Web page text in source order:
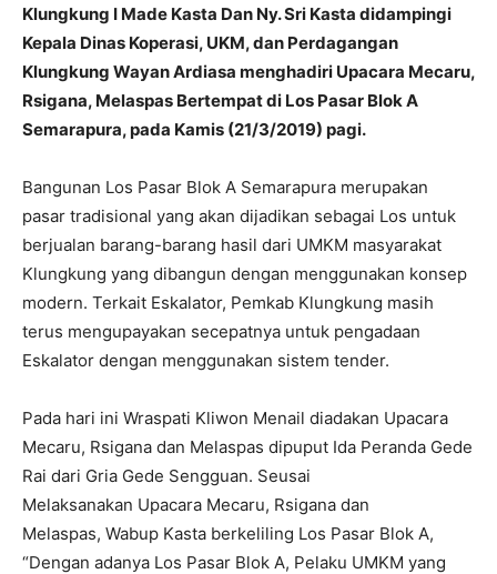
Klungkung I Made Kasta Dan Ny. Sri Kasta didampingi
Kepala Dinas Koperasi, UKM, dan Perdagangan
Klungkung Wayan Ardiasa menghadiri Upacara Mecaru,
Rsigana, Melaspas Bertempat di Los Pasar Blok A
Semarapura, pada Kamis (21/3/2019) pagi.
Bangunan Los Pasar Blok A Semarapura merupakan
pasar tradisional yang akan dijadikan sebagai Los untuk
berjualan barang-barang hasil dari UMKM masyarakat
Klungkung yang dibangun dengan menggunakan konsep
modern. Terkait Eskalator, Pemkab Klungkung masih
terus mengupayakan secepatnya untuk pengadaan
Eskalator dengan menggunakan sistem tender.
Pada hari ini Wraspati Kliwon Menail diadakan Upacara
Mecaru, Rsigana dan Melaspas dipuput Ida Peranda Gede
Rai dari Gria Gede Sengguan. Seusai
Melaksanakan Upacara Mecaru, Rsigana dan
Melaspas, Wabup Kasta berkeliling Los Pasar Blok A,
“Dengan adanya Los Pasar Blok A, Pelaku UMKM yang